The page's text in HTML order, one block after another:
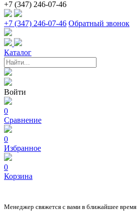
+7 (347) 246-07-46
+7 (347) 246-07-46 Обратный звонок
Каталог
Войти
0
Сравнение
0
Избранное
0
Корзина
Менеджер свяжется с вами в ближайшее время